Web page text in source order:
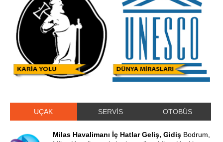
UÇAK SERVİS OTOBÜS
Milas Havalimanı İç Hatlar Geliş, Gidiş Bodrum,